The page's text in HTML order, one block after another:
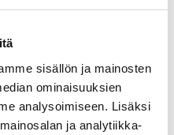
sisällön ja mainosten
ominaisuuksien
analysoimiseen. Lisäksi
ja analytiikka-
(suljettuna) / IP53 (avattuna)
näytöllä varustetut
silikonikaapeleilla. Laitteet
suoritettavan